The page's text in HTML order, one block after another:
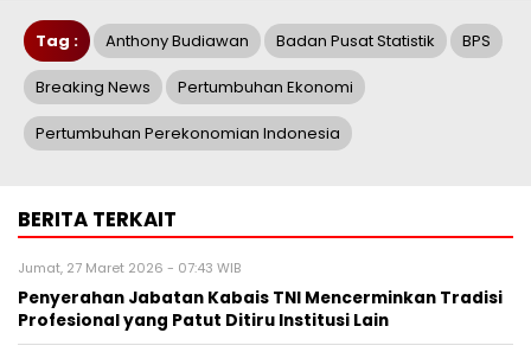
Tag : Anthony Budiawan Badan Pusat Statistik BPS
Breaking News Pertumbuhan Ekonomi
Pertumbuhan Perekonomian Indonesia
BERITA TERKAIT
Jumat, 27 Maret 2026 - 07:43 WIB
Penyerahan Jabatan Kabais TNI Mencerminkan Tradisi
Profesional yang Patut Ditiru Institusi Lain